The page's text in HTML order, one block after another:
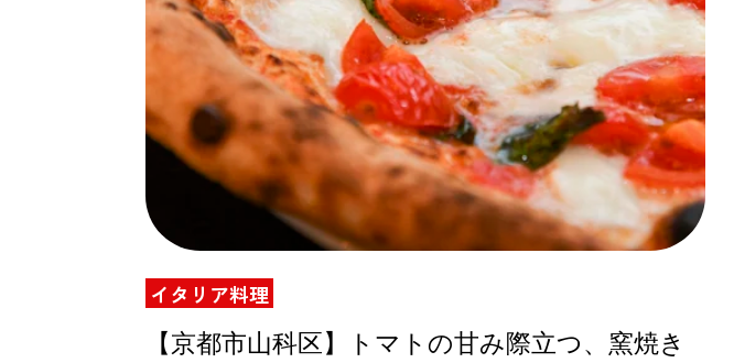
私と店のはなし
今月の京みやげ
京都の書店
ABOUT US
イタリア料理
【京都市山科区】トマトの甘み際立つ、窯焼き